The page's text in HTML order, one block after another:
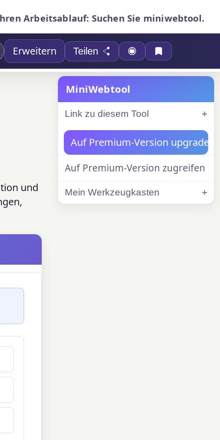
Arbeitsablauf: Suchen Sie miniwebtool.
Erweitern Teilen
und
MiniWebtool
Link zu diesem Tool
Auf Premium-Version upgraden
Auf Premium-Version zugreifen
Mein Werkzeugkasten